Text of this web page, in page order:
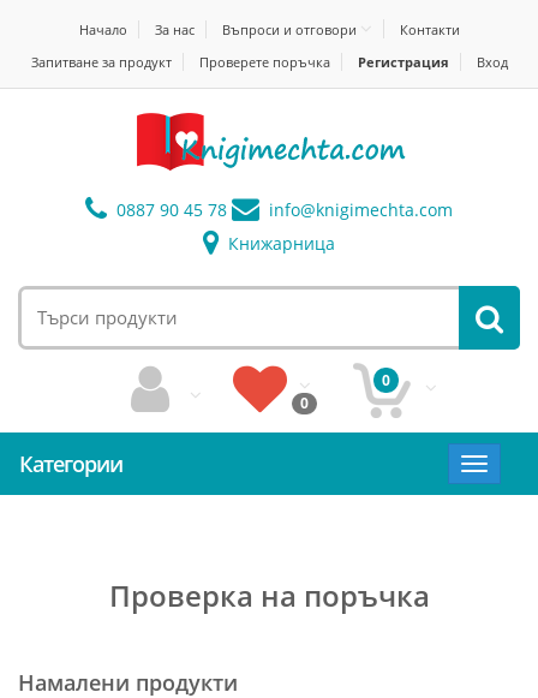
Начало За нас Въпроси и отговори
Контакти
Запитване за продукт
Проверете поръчка Регистрация Вход
0887 90 45 78 info@knigimechta.com
Книжарница
0
0
Категории
Toggle
Проверка на поръчка
Намалени продукти